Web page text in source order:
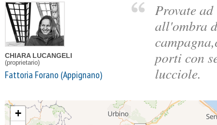
CHIARA LUCANGELI
(proprietario)
Fattoria Forano (Appignano)
Provate
all'ombra
porti con
lucciole.
+